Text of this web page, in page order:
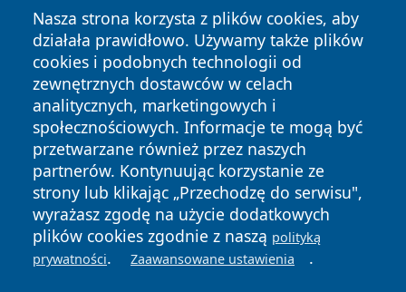
Nasza strona korzysta z plików cookies, aby
działała prawidłowo. Używamy także plików
cookies i podobnych technologii od
zewnętrznych dostawców w celach
analitycznych, marketingowych i
społecznościowych. Informacje te mogą być
przetwarzane również przez naszych
partnerów. Kontynuując korzystanie ze
strony lub klikając „Przechodzę do serwisu",
wyrażasz zgodę na użycie dodatkowych
plików cookies zgodnie z naszą polityką
prywatności. Zaawansowane ustawienia .
Copyright © 2026 tarnowskie24.pl Wszystkie prawa
zastrzeżone.
News Autorzy
Polityka
Prywatności
Polityka
Cookies